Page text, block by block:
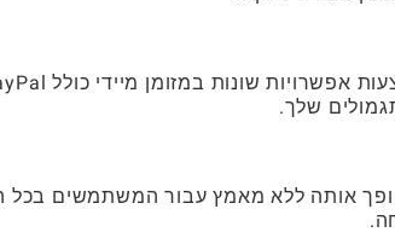
שלך.
אותה ללא מאמץ עבור המשתמשים בכל